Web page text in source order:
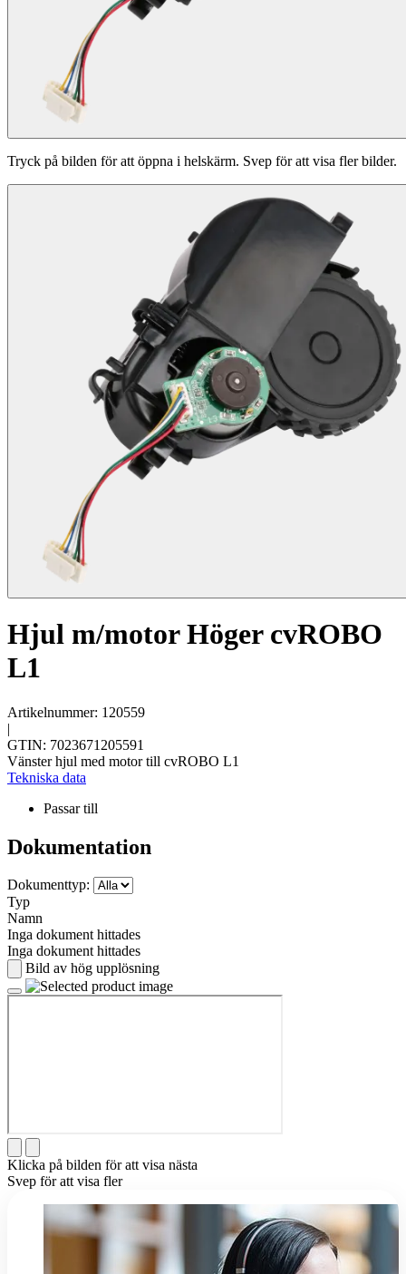
Tryck på bilden för att öppna i helskärm. Svep för att visa fler bilder.
Hjul m/motor Höger cvROBO
L1
Artikelnummer: 120559
|
GTIN: 7023671205591
Vänster hjul med motor till cvROBO L1
Tekniska data
Passar till
Dokumentation
Dokumenttyp:
Typ
Namn
Inga dokument hittades
Inga dokument hittades
Bild av hög upplösning
Klicka på bilden för att visa nästa
Svep för att visa fler